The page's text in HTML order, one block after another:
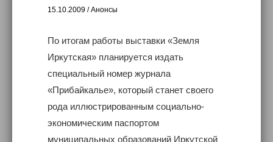
15.10.2009 /Анонсы
По итогам работы выставки «Земля
Иркутская» планируется издать
специальный номер журнала
«Прибайкалье», который станет своего
рода иллюстрированным социально-
экономическим паспортом
муниципальных образований Иркутской